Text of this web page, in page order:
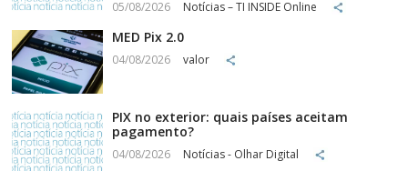
05/08/2026 Notícias – TI INSIDE Online
MED Pix 2.0
04/08/2026 valor
PIX no exterior: quais países aceitam
pagamento?
04/08/2026 Notícias - Olhar Digital